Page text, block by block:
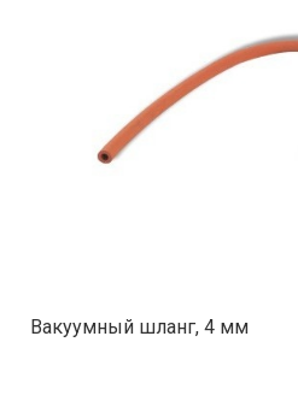
Вакуумный шланг, 4 мм